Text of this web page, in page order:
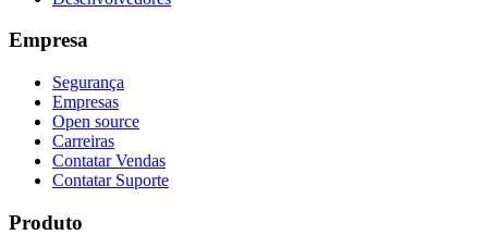
Empresa
Segurança
Empresas
Open source
Carreiras
Contatar Vendas
Contatar Suporte
Produto